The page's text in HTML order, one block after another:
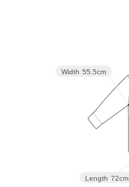
Length 72cm
Width 55.5cm